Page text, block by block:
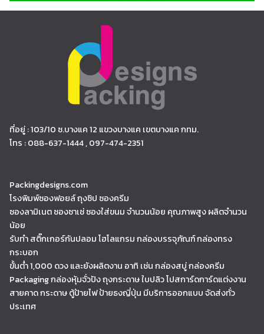
ที่อยู่ : 103/10 ซ.บางแค 12 แขวงบางแค เขตบางแค กทม.
โทร : 088-637-1444 , 097-474-2351
Packingdesigns.com
โรงพิมพ์ซองฟอยล์ ถุงซิป ซองครีม
ซองลามิเนต ซองซาเช่ ซองใส่ขนม จำนวนน้อย คุณภาพสูง ผลิตจำนวน
น้อย
รับทำ สติ๊กเกอร์กันปลอม โฮโลแกรม กล่องบรรจุภัณฑ์ กล่องทรง
กระบอก
ขั้นต่ำ 1,000 ดวง และยังผลิตงาน อาทิ เช่น กล่องสบู่ กล่องครีม
Packaging กล่องหุ้มจั่วปัง ถุงกระดาษ ใบปลิว โปสการ์ดการ์ดแต่งงาน
สายคาด กระดาษ ตู้ป้ายไฟ ป้ายธงญี่ปุ่น มีบริการออกแบบ จัดส่งทั่ว
ประเทศ